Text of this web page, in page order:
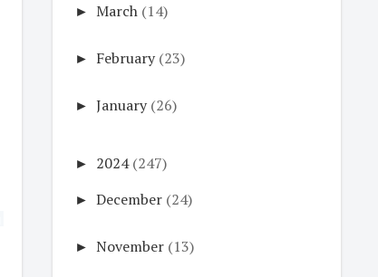
► March (14)
► February (23)
► January (26)
► 2024 (247)
► December (24)
► November (13)